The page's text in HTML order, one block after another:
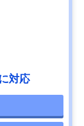
対応